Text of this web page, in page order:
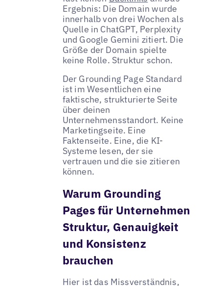
Ergebnis: Die Domain wurde
innerhalb von drei Wochen als
Quelle in ChatGPT, Perplexity
und Google Gemini zitiert. Die
Größe der Domain spielte
keine Rolle. Struktur schon.
Der Grounding Page Standard
ist im Wesentlichen eine
faktische, strukturierte Seite
über deinen
Unternehmensstandort. Keine
Marketingseite. Eine
Faktenseite. Eine, die KI-
Systeme lesen, der sie
vertrauen und die sie zitieren
können.
Warum Grounding
Pages für Unternehmen
Struktur, Genauigkeit
und Konsistenz
brauchen
Hier ist das Missverständnis,